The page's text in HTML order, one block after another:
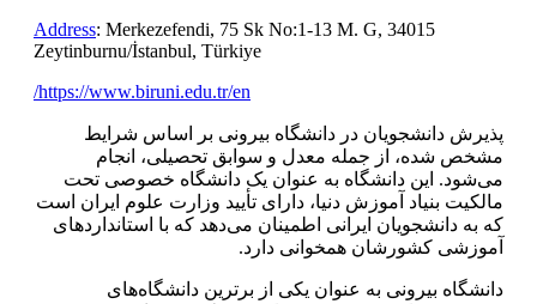
Address: Merkezefendi, 75 Sk No:1-13 M. G, 34015
Zeytinburnu/İstanbul, Türkiye
https://www.biruni.edu.tr/en/
پذیرش دانشجویان در دانشگاه بیرونی بر اساس شرایط
مشخص شده، از جمله معدل و سوابق تحصیلی، انجام
می‌شود. این دانشگاه به عنوان یک دانشگاه خصوصی تحت
مالکیت بنیاد آموزش دنیا، دارای تأیید وزارت علوم ایران است
که به دانشجویان ایرانی اطمینان می‌دهد که با استانداردهای
آموزشی کشورشان همخوانی دارد.
دانشگاه بیرونی به عنوان یکی از برترین دانشگاه‌های